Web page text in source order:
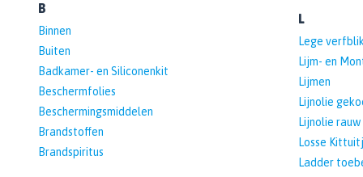
B
Binnen
Buiten
Badkamer- en Siliconenkit
Beschermfolies
Beschermingsmiddelen
Brandstoffen
Brandspiritus
L
Lege
Lijm- en
Lijmen
Lijnolie
Lijnolie rauw
Losse
Ladder